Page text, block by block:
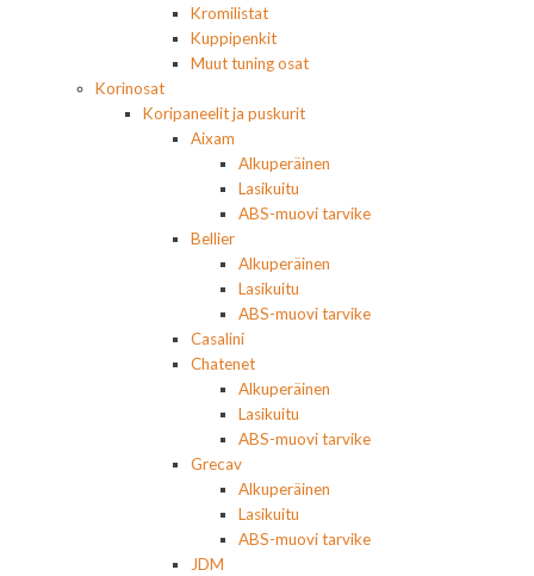
Kromilistat
Kuppipenkit
Muut tuning osat
Korinosat
Koripaneelit ja puskurit
Aixam
Alkuperäinen
Lasikuitu
ABS-muovi tarvike
Bellier
Alkuperäinen
Lasikuitu
ABS-muovi tarvike
Casalini
Chatenet
Alkuperäinen
Lasikuitu
ABS-muovi tarvike
Grecav
Alkuperäinen
Lasikuitu
ABS-muovi tarvike
JDM